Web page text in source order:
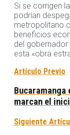
Si se corrigen
podrían
metropolitano
beneficios
del gobernador
esta «obra
Artículo Previo
marcan el
Siguiente